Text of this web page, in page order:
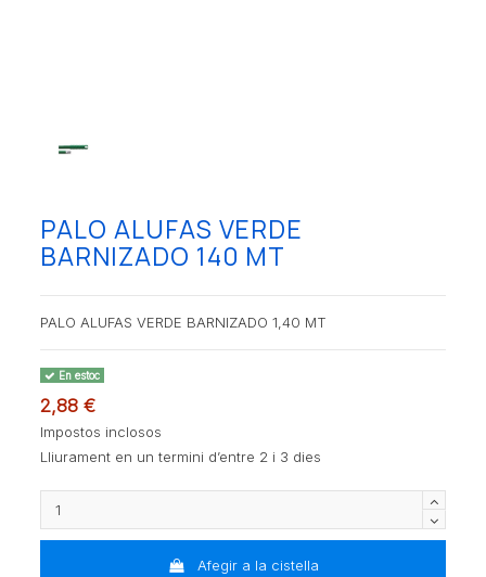
PALO ALUFAS VERDE
BARNIZADO 140 MT
PALO ALUFAS VERDE BARNIZADO 1,40 MT
En estoc
2,88 €
Impostos inclosos
Lliurament en un termini d’entre 2 i 3 dies
Afegir a la cistella